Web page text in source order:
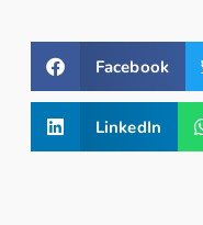
Facebook
LinkedIn